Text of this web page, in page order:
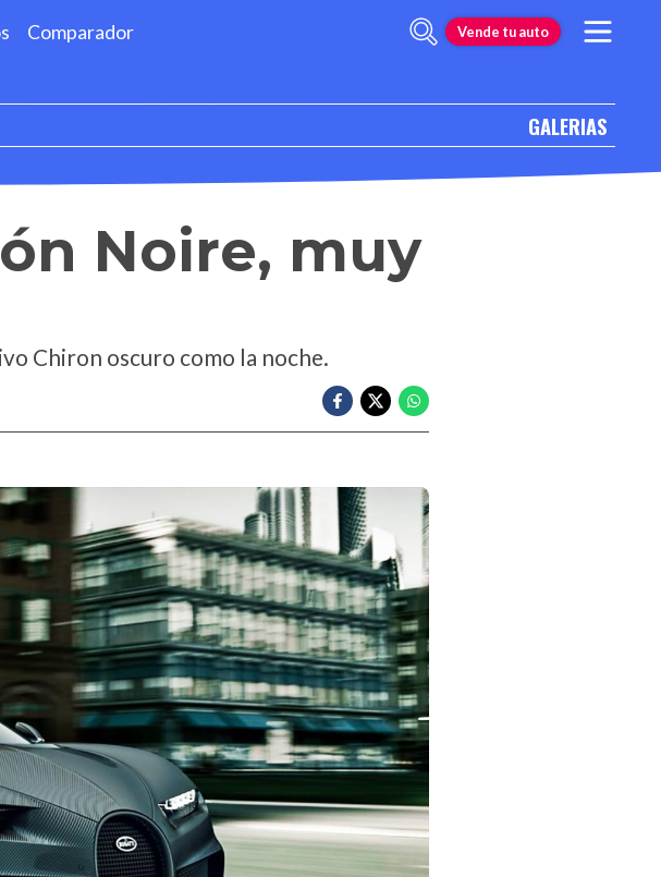
Comparador Vende tu auto
GALERIAS
Noire, muy
Chiron oscuro como la noche.